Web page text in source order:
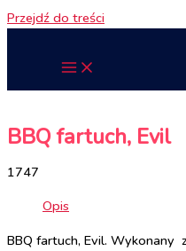
Przejdź do treści
BBQ fartuch, Evil
1747
Opis
BBQ fartuch, Evil. Wykonany